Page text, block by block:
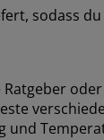
sodass
oder
und